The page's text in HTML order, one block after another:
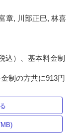
章, 川部正巳, 林喜
込）、基本料金制
制の方共に913円